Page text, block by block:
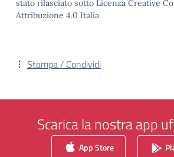
stato rilasciato sotto Licenza Creative
Attribuzione 4.0 Italia.
Stampa / Condividi
Scarica la nostra app
App Store